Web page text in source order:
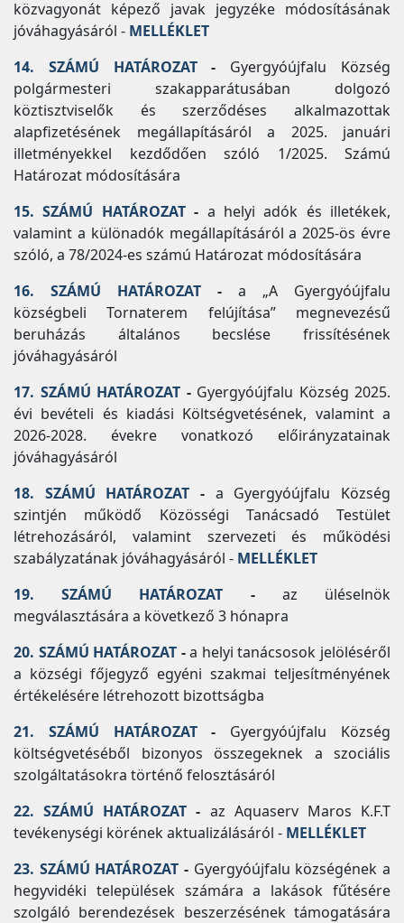
közvagyonát képező javak jegyzéke módosításának
jóváhagyásáról - MELLÉKLET
14. SZÁMÚ HATÁROZAT- Gyergyóújfalu Község
polgármesteri szakapparátusában dolgozó
köztisztviselők és szerződéses alkalmazottak
alapfizetésének megállapításáról a 2025. januári
illetményekkel kezdődően szóló 1/2025. Számú
Határozat módosítására
15. SZÁMÚ HATÁROZAT- a helyi adók és illetékek,
valamint a különadók megállapításáról a 2025-ös évre
szóló, a 78/2024-es számú Határozat módosítására
16. SZÁMÚ HATÁROZAT - a „A Gyergyóújfalu
községbeli Tornaterem felújítása” megnevezésű
beruházás általános becslése frissítésének
jóváhagyásáról
17. SZÁMÚ HATÁROZAT - Gyergyóújfalu Község 2025.
évi bevételi és kiadási Költségvetésének, valamint a
2026-2028. évekre vonatkozó előirányzatainak
jóváhagyásáról
18. SZÁMÚ HATÁROZAT - a Gyergyóújfalu Község
szintjén működő Közösségi Tanácsadó Testület
létrehozásáról, valamint szervezeti és működési
szabályzatának jóváhagyásáról - MELLÉKLET
19. SZÁMÚ HATÁROZAT - az üléselnök
megválasztására a következő 3 hónapra
20. SZÁMÚ HATÁROZAT -a helyi tanácsosok jelöléséről
a községi főjegyző egyéni szakmai teljesítményének
értékelésére létrehozott bizottságba
21. SZÁMÚ HATÁROZAT- Gyergyóújfalu Község
költségvetéséből bizonyos összegeknek a szociális
szolgáltatásokra történő felosztásáról
22. SZÁMÚ HATÁROZAT - az Aquaserv Maros K.F.T
tevékenységi körének aktualizálásáról - MELLÉKLET
23. SZÁMÚ HATÁROZAT - Gyergyóújfalu községének a
hegyvidéki települések számára a lakások fűtésére
szolgáló berendezések beszerzésének támogatására